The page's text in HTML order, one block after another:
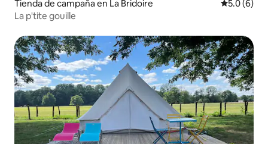
Tienda de campaña en La Bridoire
5.0 (6)
La p'tite gouille